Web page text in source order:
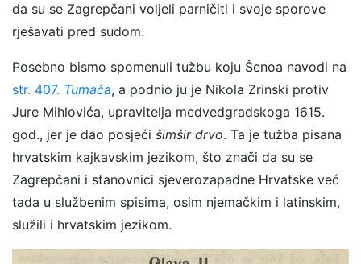
da su se Zagrepčani voljeli parničiti i svoje sporove
rješavati pred sudom.
Posebno bismo spomenuli tužbu koju Šenoa navodi na
str. 407. Tumača, a podnio ju je Nikola Zrinski protiv
Jure Mihlovića, upravitelja medvedgradskoga 1615.
god., jer je dao posjeći šimšir drvo. Ta je tužba pisana
hrvatskim kajkavskim jezikom, što znači da su se
Zagrepčani i stanovnici sjeverozapadne Hrvatske već
tada u službenim spisima, osim njemačkim i latinskim,
služili i hrvatskim jezikom.